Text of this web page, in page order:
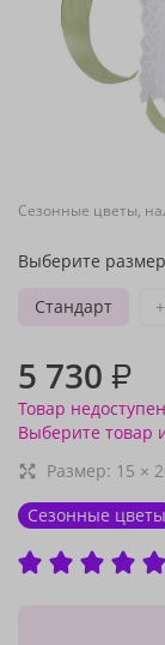
Сезонные цветы,
Выберите
Стандарт
5 730 ₽
Товар
Выберите товар
Размер: 15 ×
Сезонные цветы